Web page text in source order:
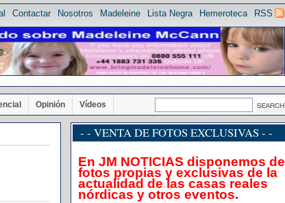
RSS
Hemeroteca
Lista Negra
Madeleine
Nosotros
Contactar
Opinión Vídeos
- - VENTA DE FOTOS EXCLUSIVAS - -
En JM NOTICIAS disponemos de
fotos propias y exclusivas de la
actualidad de las casas reales
nórdicas y otros eventos.